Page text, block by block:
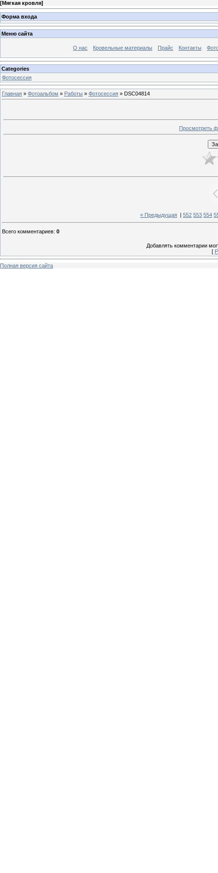
[Мягкая кровля]
Форма входа
Меню сайта
О нас Кровельные материалы Прайс Контакты
Categories
Фотосессия
Главная » Фотоальбом » Работы » Фотосессия » DSC04814
Просмотреть
« Предыдущая 552 553 554
Всего комментариев: 0
Добавлять комментарии
[
Полная версия сайта